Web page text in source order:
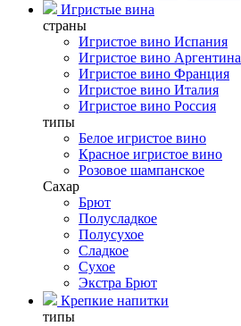
Игристые вина
страны
Игристое вино Испания
Игристое вино Аргентина
Игристое вино Франция
Игристое вино Италия
Игристое вино Россия
типы
Белое игристое вино
Красное игристое вино
Розовое шампанское
Сахар
Брют
Полусладкое
Полусухое
Сладкое
Сухое
Экстра Брют
Крепкие напитки
типы